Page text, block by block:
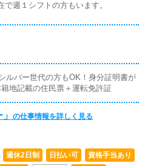
週１シフトの方もいます。
ルバー世代の方もOK！身分証明書が
地記載の住民票＋運転免許証
の仕事情報を詳しく見る
週休2日制 日払い可
資格手当あり